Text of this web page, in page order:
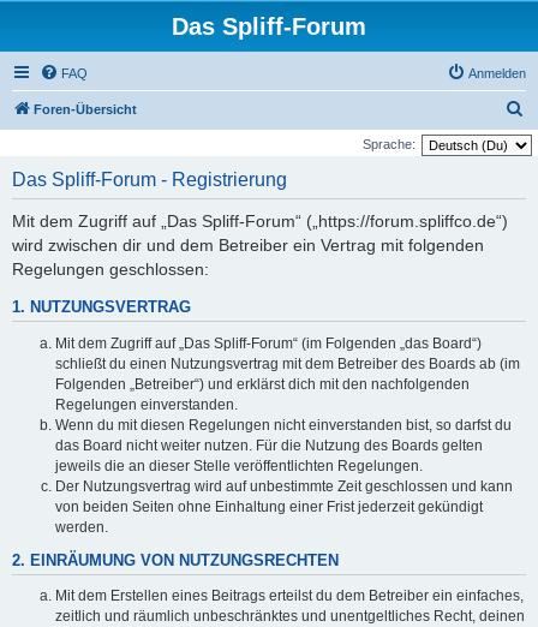
Das Spliff-Forum
FAQ Anmelden
Foren-Übersicht
u
Sprache:
Das Spliff-Forum - Registrierung
Mit dem Zugriff auf „Das Spliff-Forum“ („https://forum.spliffco.de“)
wird zwischen dir und dem Betreiber ein Vertrag mit folgenden
Regelungen geschlossen:
1. NUTZUNGSVERTRAG
Mit dem Zugriff auf „Das Spliff-Forum“ (im Folgenden „das Board“)
schließt du einen Nutzungsvertrag mit dem Betreiber des Boards ab (im
Folgenden „Betreiber“) und erklärst dich mit den nachfolgenden
Regelungen einverstanden.
Wenn du mit diesen Regelungen nicht einverstanden bist, so darfst du
das Board nicht weiter nutzen. Für die Nutzung des Boards gelten
jeweils die an dieser Stelle veröffentlichten Regelungen.
Der Nutzungsvertrag wird auf unbestimmte Zeit geschlossen und kann
von beiden Seiten ohne Einhaltung einer Frist jederzeit gekündigt
werden.
2. EINRÄUMUNG VON NUTZUNGSRECHTEN
Mit dem Erstellen eines Beitrags erteilst du dem Betreiber ein einfaches,
zeitlich und räumlich unbeschränktes und unentgeltliches Recht, deinen